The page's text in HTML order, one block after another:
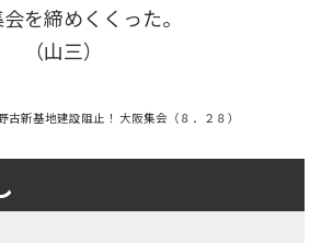
を締めくくった。
）
古新基地建設阻止！ 大阪集会（８．２８）